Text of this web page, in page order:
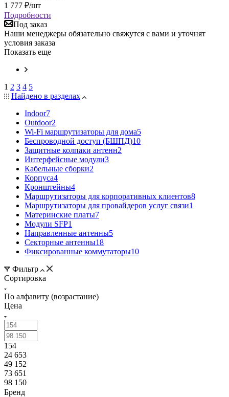
1 777 ₽/шт
Подробности
Под заказ
Наши менеджеры обязательно свяжутся с вами и уточнят
условия заказа
Показать еще
1 2 3 4 5
Найдено в разделах
Indoor7
Outdoor2
Wi-Fi маршрутизаторы для дома5
Беспроводной доступ (БШПД)10
Защитные колпаки антенн2
Интерфейсные модули3
Кабельные сборки2
Корпуса4
Кронштейны4
Маршрутизаторы для корпоративных клиентов8
Маршрутизаторы для провайдеров услуг связи1
Материнские платы7
Модули SFP1
Направленные антенны5
Секторные антенны18
Фиксированные коммутаторы10
Фильтр
Сортировка
По алфавиту (возрастание)
Цена
154
24 653
49 152
73 651
98 150
Бренд